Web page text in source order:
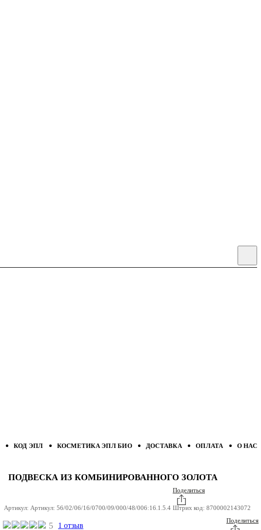
КОД ЭПЛ КОСМЕТИКА ЭПЛ БИО ДОСТАВКА ОПЛАТА О НАС
ПОДВЕСКА ИЗ КОМБИНИРОВАННОГО ЗОЛОТА
Артикул: Артикул: 56/02/06/16/0700/09/000/48/006:16.1.5.4
Поделиться
Штрих код: 8700002143072
5 1 отзыв
Поделиться